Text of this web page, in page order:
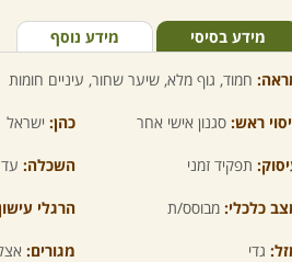
מידע בסיסי מידע נוסף
חמוד, גוף מלא, שיער שחור, עיניים חומות
ראש: סגנון אישי אחר כהן: ישראל
תפקיד זמני השכלה: עד
כלכלי: מבוסס/ת הרגלי
גדי מגורים: